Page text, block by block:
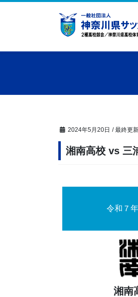
ツ
シ
2024年5月20日 / 最終更
湘南高校 vs 三
令和７
湘南